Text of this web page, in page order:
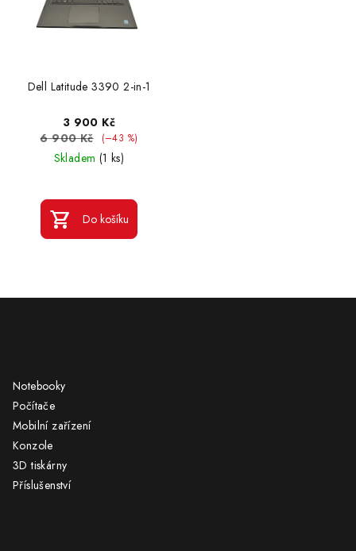
Dell Latitude 3390 2-in-1
3 900 Kč
6 900 Kč
(–43 %)
Skladem (1 ks)
Do košíku
Notebooky
Počítače
Mobilní zařízení
Konzole
3D tiskárny
Příslušenství